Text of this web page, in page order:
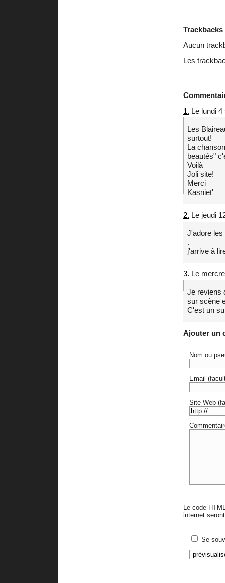
Trackbacks
Aucun
Les
1. Le lundi
Les
surtout!
La
beautés"
Voilà
Joli site!
Merci
Kasniet'
2. Le jeudi
J'adore les
.
j'arrive à
3. Le
Je reviens
sur scène
C'est un
Ajouter un
Nom ou
Email
Site Web
Le code
internet
Se